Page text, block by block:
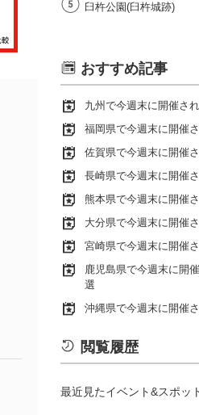
臼杵公園(臼杵城跡)
おすすめ記事
九州で今週末に開催さ
福岡県で今週末に開催
佐賀県で今週末に開催
長崎県で今週末に開催
熊本県で今週末に開催
大分県で今週末に開催
宮崎県で今週末に開催
鹿児島県で今週末に開
選
沖縄県で今週末に開催
閲覧履歴
最近見たイベント&スポッ